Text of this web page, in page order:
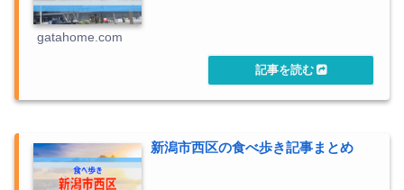
gatahome.com
新潟市西区の食べ歩き記事まとめ